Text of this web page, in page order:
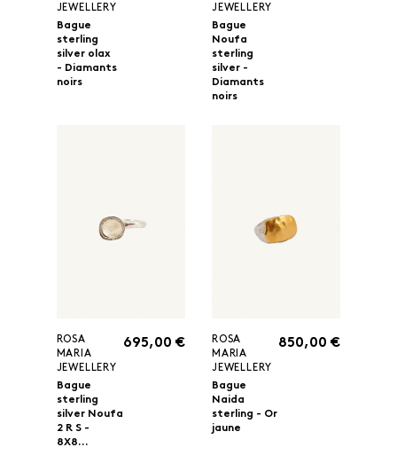
JEWELLERY
Bague
sterling
silver olax
- Diamants
noirs
JEWELLERY
Bague
Noufa
sterling
silver -
Diamants
noirs
ROSA
MARIA
JEWELLERY
Bague
sterling
silver Noufa
2 R S -
8X8...
695,00 €
ROSA
MARIA
JEWELLERY
Bague
Naida
sterling - Or
jaune
850,00 €